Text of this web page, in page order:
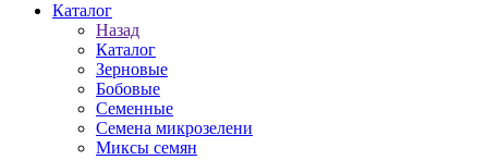
Каталог
Назад
Каталог
Зерновые
Бобовые
Семенные
Семена микрозелени
Миксы семян